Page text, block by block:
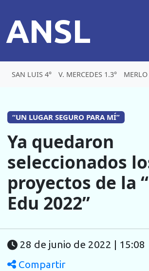
ANSL
SAN LUIS 4° V. MERCEDES 1.3°
“UN LUGAR SEGURO PARA MÍ”
Ya quedaron
seleccionados
proyectos de la
Edu 2022”
28 de junio de 2022 | 15:08
Compartir